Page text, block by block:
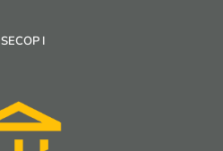
SECOP I